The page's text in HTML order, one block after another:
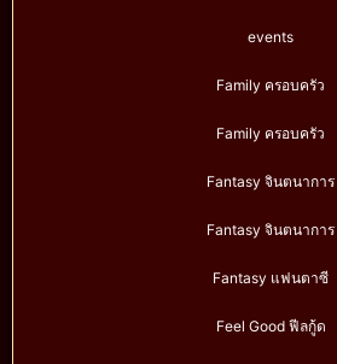
events
Family ครอบครัว
Family ครอบครัว
Fantasy จินตนาการ
Fantasy จินตนาการ
Fantasy แฟนตาซี
Feel Good ฟีลกู้ด